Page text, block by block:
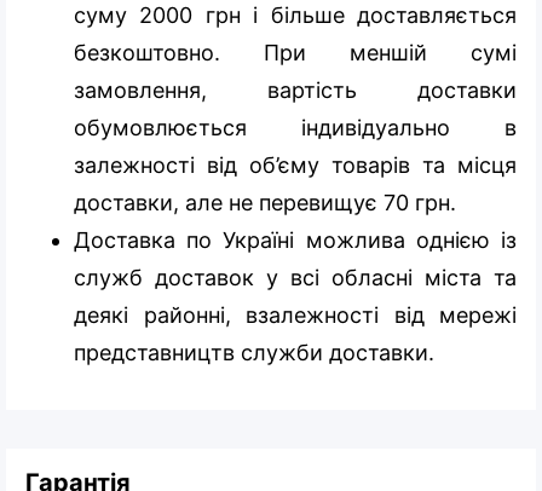
суму 2000 грн і більше доставляється
безкоштовно. При меншій сумі
замовлення, вартість доставки
обумовлюється індивідуально в
залежності від об’єму товарів та місця
доставки, але не перевищує 70 грн.
Доставка по Україні можлива однією із
служб доставок у всі обласні міста та
деякі районні, взалежності від мережі
представництв служби доставки.
Гарантія